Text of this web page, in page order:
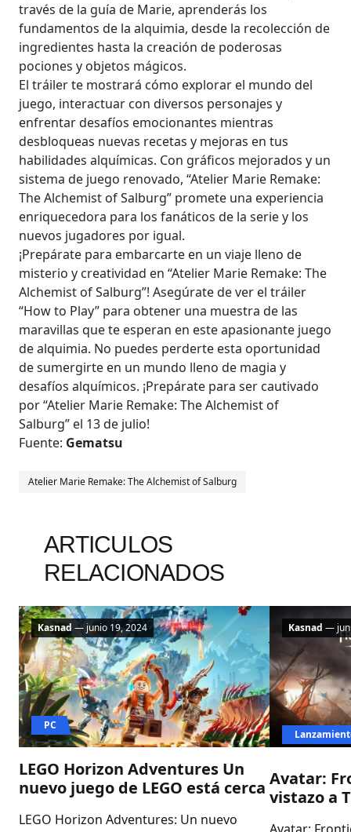
través de la guía de Marie, aprenderás los
fundamentos de la alquimia, desde la recolección de
ingredientes hasta la creación de poderosas
pociones y objetos mágicos.
El tráiler te mostrará cómo explorar el mundo del
juego, interactuar con diversos personajes y
enfrentar desafíos emocionantes mientras
desbloqueas nuevas recetas y mejoras en tus
habilidades alquímicas. Con gráficos mejorados y un
sistema de juego renovado, “Atelier Marie Remake:
The Alchemist of Salburg” promete una experiencia
enriquecedora para los fanáticos de la serie y los
nuevos jugadores por igual.
¡Prepárate para embarcarte en un viaje lleno de
misterio y creatividad en “Atelier Marie Remake: The
Alchemist of Salburg”! Asegúrate de ver el tráiler
“How to Play” para obtener una muestra de las
maravillas que te esperan en este apasionante juego
de alquimia. No puedes perderte esta oportunidad
de sumergirte en un mundo lleno de magia y
desafíos alquímicos. ¡Prepárate para ser cautivado
por “Atelier Marie Remake: The Alchemist of
Salburg” el 13 de julio!
Fuente: Gematsu
Atelier Marie Remake: The Alchemist of Salburg
ARTICULOS
RELACIONADOS
LEGO Horizon Adventures Un
nuevo juego de LEGO está cerca
LEGO Horizon Adventures: Un nuevo
PC
Kasnad — junio 19, 2024
Avatar:
vistazo a
Kasnad —